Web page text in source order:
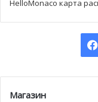
HelloMonaco карта
Магазин